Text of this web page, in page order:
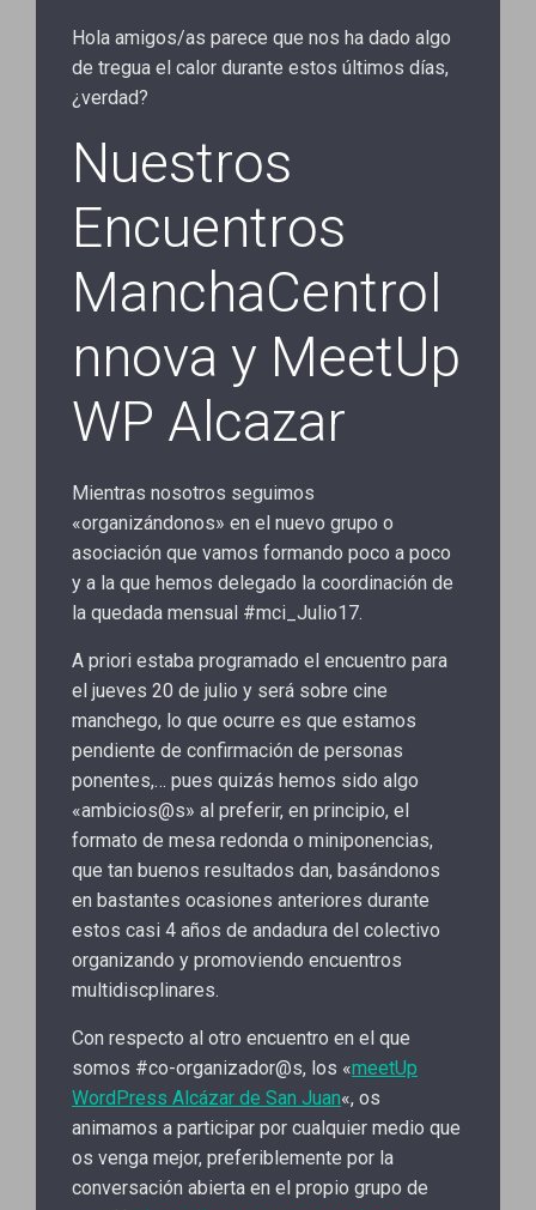
Hola amigos/as parece que nos ha dado algo
de tregua el calor durante estos últimos días,
¿verdad?
Nuestros
Encuentros
ManchaCentroI
nnova y MeetUp
WP Alcazar
Mientras nosotros seguimos
«organizándonos» en el nuevo grupo o
asociación que vamos formando poco a poco
y a la que hemos delegado la coordinación de
la quedada mensual #mci_Julio17.
A priori estaba programado el encuentro para
el jueves 20 de julio y será sobre cine
manchego, lo que ocurre es que estamos
pendiente de confirmación de personas
ponentes,… pues quizás hemos sido algo
«ambicios@s» al preferir, en principio, el
formato de mesa redonda o miniponencias,
que tan buenos resultados dan, basándonos
en bastantes ocasiones anteriores durante
estos casi 4 años de andadura del colectivo
organizando y promoviendo encuentros
multidiscplinares.
Con respecto al otro encuentro en el que
somos #co-organizador@s, los «meetUp
WordPress Alcázar de San Juan«, os
animamos a participar por cualquier medio que
os venga mejor, preferiblemente por la
conversación abierta en el propio grupo de